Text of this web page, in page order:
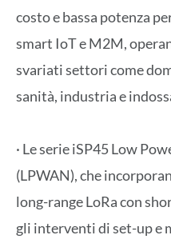
costo e bassa potenza
smart IoT e M2M,
svariati settori come
sanità, industria e
· Le serie iSP45 Low
(LPWAN), che
long-range LoRa con
gli interventi di set-up e